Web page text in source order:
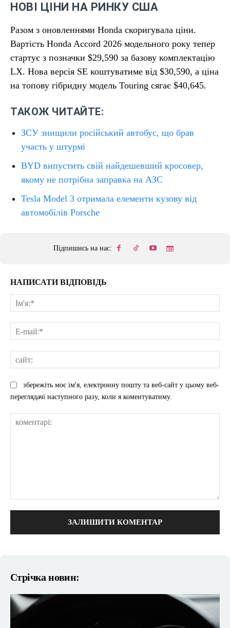
НОВІ ЦІНИ НА РИНКУ США
Разом з оновленнями Honda скоригувала ціни.
Вартість Honda Accord 2026 модельного року тепер
стартує з позначки $29,590 за базову комплектацію
LX. Нова версія SE коштуватиме від $30,590, а ціна
на топову гібридну модель Touring сягає $40,645.
ТАКОЖ ЧИТАЙТЕ:
ЗСУ знищили російський автобус, що брав
участь у штурмі
BYD випустить свій найдешевший кросовер,
якому не потрібна заправка на АЗС
Tesla Model 3 отримала елементи кузову від
автомобілів Porsche
Підпишись на нас:
НАПИСАТИ ВІДПОВІДЬ
збережіть моє ім'я, електронну пошту та веб-сайт у цьому веб-
переглядачі наступного разу, коли я коментуватиму.
Стрічка новин: